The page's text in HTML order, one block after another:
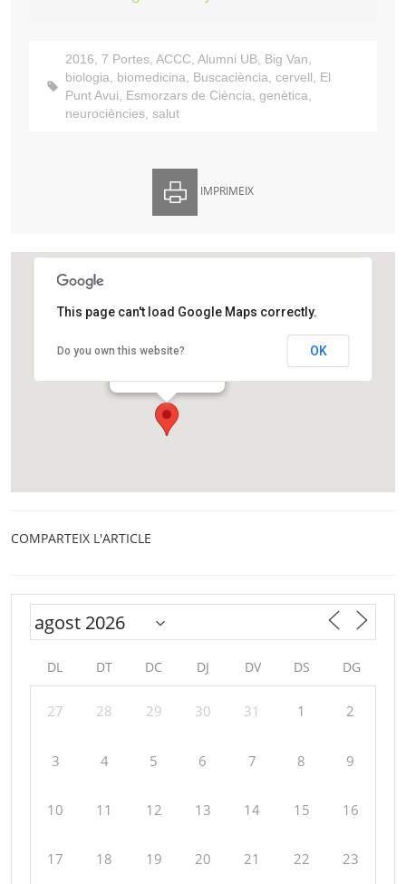
2016, 7 Portes, ACCC, Alumni UB, Big Van,
biologia, biomedicina, Buscaciència, cervell, El
Punt Avui, Esmorzars de Ciència, genètica,
neurociències, salut
IMPRIMEIX
Restaurant 7 Portes
Passeig d'Isabel II, 14
This page can't load Google Maps correctly.
Do you own this website? OK
COMPARTEIX L'ARTICLE
DL DT DC DJ DV DS DG
27 28 29 30 31 1 2
3 4 5 6 7 8 9
10 11 12 13 14 15 16
17 18 19 20 21 22 23